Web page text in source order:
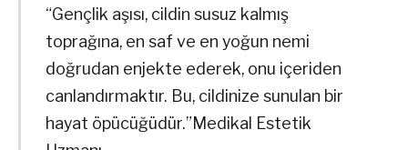
“Gençlik aşısı, cildin susuz kalmış
toprağına, en saf ve en yoğun nemi
doğrudan enjekte ederek, onu içeriden
canlandırmaktır. Bu, cildinize sunulan bir
hayat öpücüğüdür.”Medikal Estetik